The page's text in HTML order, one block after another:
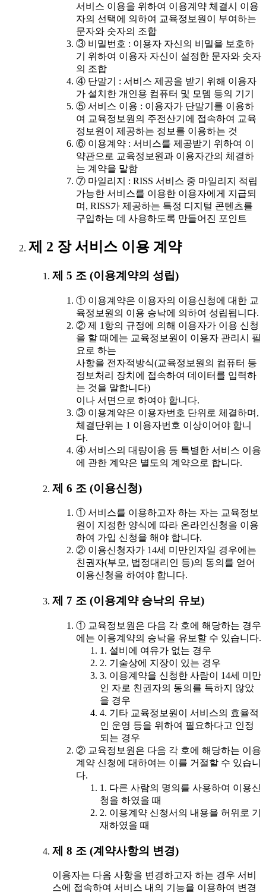
서비스 이용을 위하여 이용계약 체결시 이용
자의 선택에 의하여 교육정보원이 부여하는
문자와 숫자의 조합
③ 비밀번호 : 이용자 자신의 비밀을 보호하
기 위하여 이용자 자신이 설정한 문자와 숫자
의 조합
④ 단말기 : 서비스 제공을 받기 위해 이용자
가 설치한 개인용 컴퓨터 및 모뎀 등의 기기
⑤ 서비스 이용 : 이용자가 단말기를 이용하
여 교육정보원의 주전산기에 접속하여 교육
정보원이 제공하는 정보를 이용하는 것
⑥ 이용계약 : 서비스를 제공받기 위하여 이
약관으로 교육정보원과 이용자간의 체결하
는 계약을 말함
⑦ 마일리지 : RISS 서비스 중 마일리지 적립
가능한 서비스를 이용한 이용자에게 지급되
며, RISS가 제공하는 특정 디지털 콘텐츠를
구입하는 데 사용하도록 만들어진 포인트
제 2 장 서비스 이용 계약
제 5 조 (이용계약의 성립)
① 이용계약은 이용자의 이용신청에 대한 교
육정보원의 이용 승낙에 의하여 성립됩니다.
② 제 1항의 규정에 의해 이용자가 이용 신청
을 할 때에는 교육정보원이 이용자 관리시 필
요로 하는
사항을 전자적방식(교육정보원의 컴퓨터 등
정보처리 장치에 접속하여 데이터를 입력하
는 것을 말합니다)
이나 서면으로 하여야 합니다.
③ 이용계약은 이용자번호 단위로 체결하며,
체결단위는 1 이용자번호 이상이어야 합니
다.
④ 서비스의 대량이용 등 특별한 서비스 이용
에 관한 계약은 별도의 계약으로 합니다.
제 6 조 (이용신청)
① 서비스를 이용하고자 하는 자는 교육정보
원이 지정한 양식에 따라 온라인신청을 이용
하여 가입 신청을 해야 합니다.
② 이용신청자가 14세 미만인자일 경우에는
친권자(부모, 법정대리인 등)의 동의를 얻어
이용신청을 하여야 합니다.
제 7 조 (이용계약 승낙의 유보)
① 교육정보원은 다음 각 호에 해당하는 경우
에는 이용계약의 승낙을 유보할 수 있습니다.
1. 설비에 여유가 없는 경우
2. 기술상에 지장이 있는 경우
3. 이용계약을 신청한 사람이 14세 미만
인 자로 친권자의 동의를 득하지 않았
을 경우
4. 기타 교육정보원이 서비스의 효율적
인 운영 등을 위하여 필요하다고 인정
되는 경우
② 교육정보원은 다음 각 호에 해당하는 이용
계약 신청에 대하여는 이를 거절할 수 있습니
다.
1. 다른 사람의 명의를 사용하여 이용신
청을 하였을 때
2. 이용계약 신청서의 내용을 허위로 기
재하였을 때
제 8 조 (계약사항의 변경)
이용자는 다음 사항을 변경하고자 하는 경우 서비
스에 접속하여 서비스 내의 기능을 이용하여 변경